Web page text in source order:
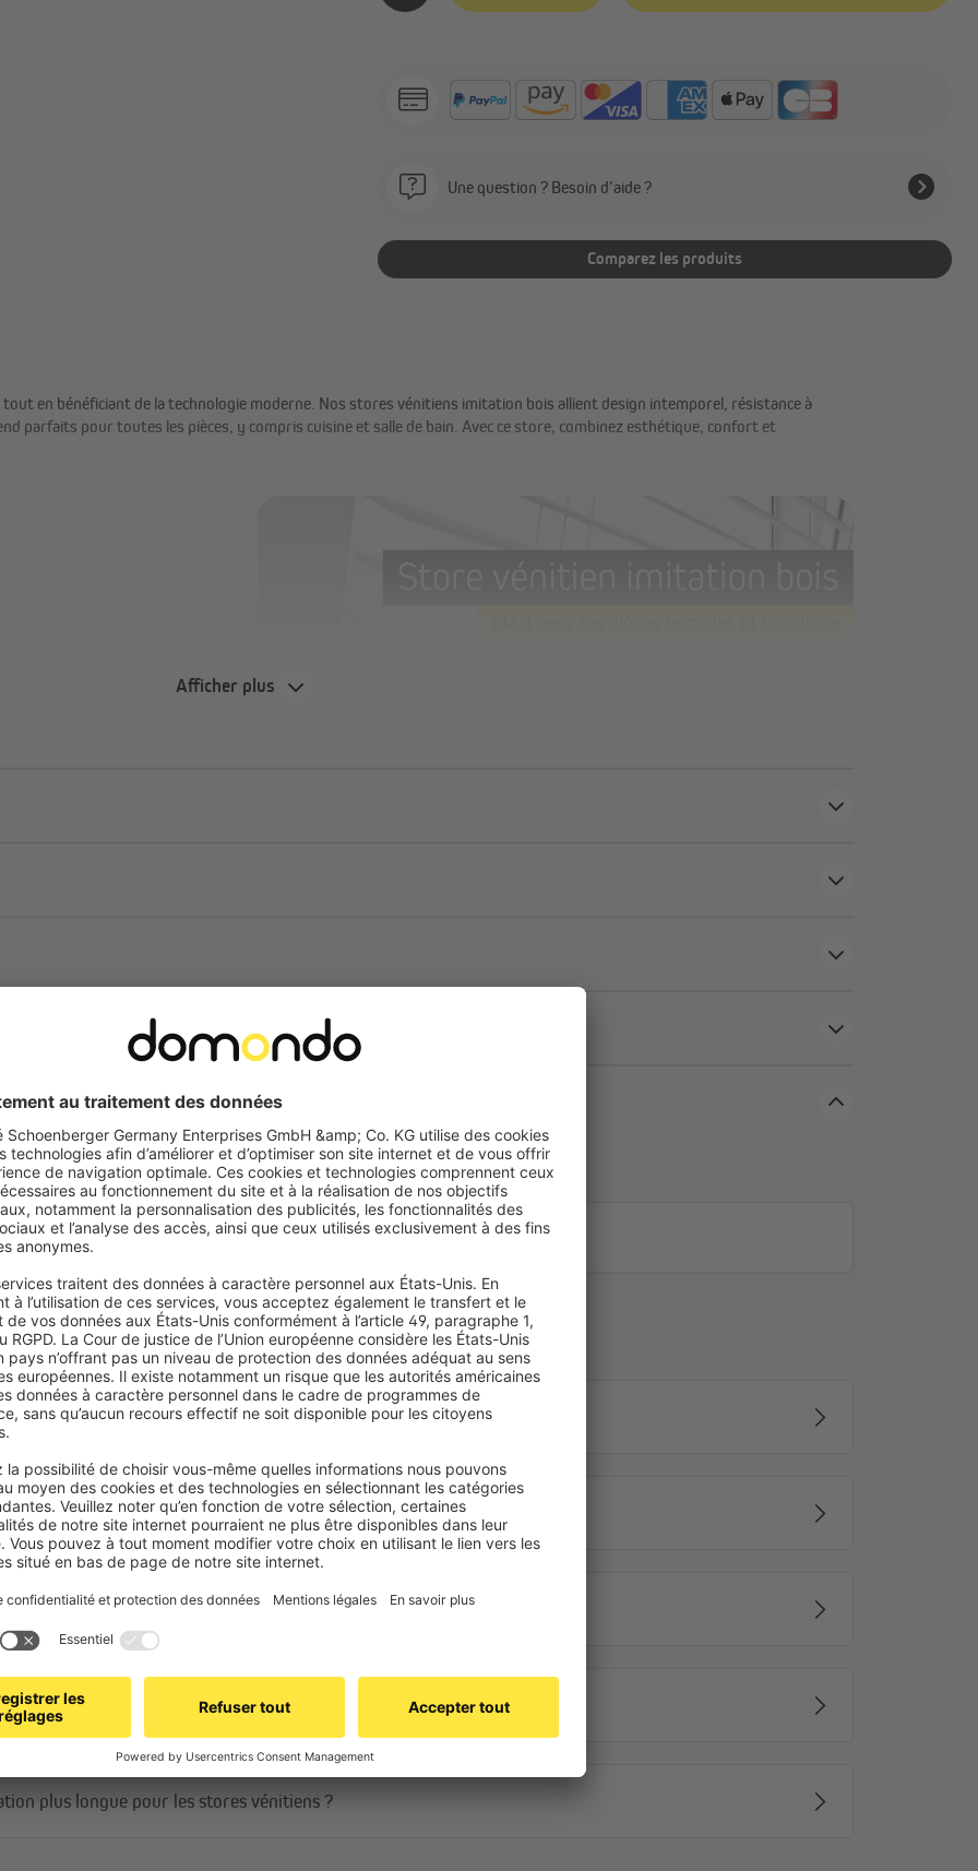
Une question ? Besoin d’aide ?
Comparez les produits
tout en bénéficiant de la technologie moderne. Nos stores vénitiens imitation bois allient design intemporel, résistance à
parfaits pour toutes les pièces, y compris cuisine et salle de bain. Avec ce store, combinez esthétique, confort et
recyclé
Polyvalent et robuste
Fabriqué en PVC résistant à l’humidité et aux UV, ce store convient à toutes les pièces, y
compris salle de bain et cuisine, où il surpasse les stores en bois véritable.
Sa surface facile d’entretien se nettoie rapidement avec un simple chiffon humide, pour
un espace toujours propre et élégant.
Contrôle flexible de la lumière
selon vos besoins.
Cordon de relevage à droite : ajuste la hauteur du store.
Cordon d'orientation à gauche : contrôle l’inclinaison des lamelles.
Le connecteur de cordon pratique rend la manipulation simple et confortable : en un
Afficher plus
Foire aux questions
pour les stores standard et les stores sur mesure ?
être commandés plus longs ?
plus longue pour les stores vénitiens ?